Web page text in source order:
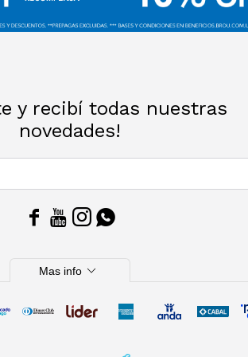
y recibí todas nuestras
novedades!
   
Mas info expand_more